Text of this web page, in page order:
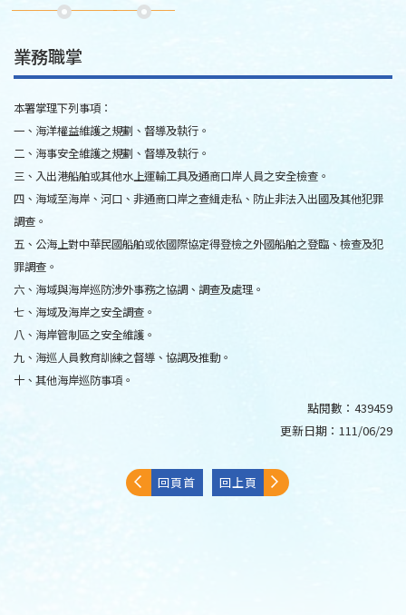
業務職掌
本署掌理下列事項：
一、海洋權益維護之規劃、督導及執行。
二、海事安全維護之規劃、督導及執行。
三、入出港船舶或其他水上運輸工具及通商口岸人員之安全檢查。
四、海域至海岸、河口、非通商口岸之查緝走私、防止非法入出國及其他犯罪
調查。
五、公海上對中華民國船舶或依國際協定得登檢之外國船舶之登臨、檢查及犯
罪調查。
六、海域與海岸巡防涉外事務之協調、調查及處理。
七、海域及海岸之安全調查。
八、海岸管制區之安全維護。
九、海巡人員教育訓練之督導、協調及推動。
十、其他海岸巡防事項。
點閱數： 439459
更新日期： 111/06/29
回頁首 回上頁